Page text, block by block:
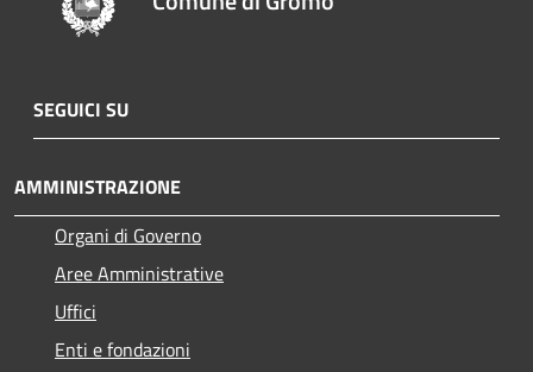
SEGUICI SU
AMMINISTRAZIONE
Organi di Governo
Aree Amministrative
Uffici
Enti e fondazioni